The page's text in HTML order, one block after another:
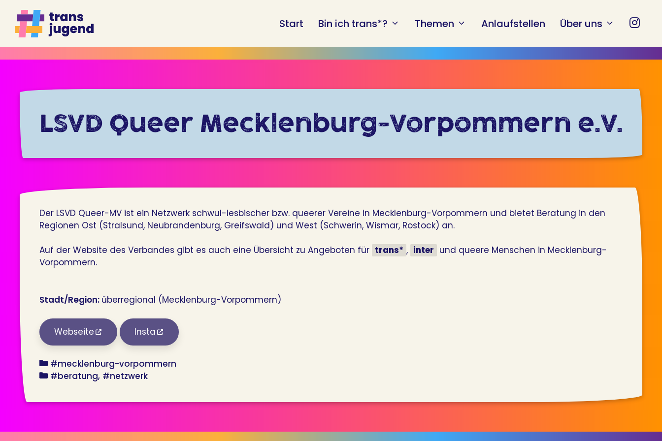
Inhalt
springen
Start Bin ich trans*? Themen Anlaufstellen Über uns
LSVD Queer Mecklenburg-Vorpommern e.V.
Der LSVD Queer-MV ist ein Netzwerk schwul-lesbischer bzw. queerer Vereine in Mecklenburg-Vorpommern und bietet Beratung in den
Regionen Ost (Stralsund, Neubrandenburg, Greifswald) und West (Schwerin, Wismar, Rostock) an.
Auf der Website des Verbandes gibt es auch eine Übersicht zu Angeboten für trans* , inter und queere Menschen in Mecklenburg-
Vorpommern.
Stadt/Region: überregional (Mecklenburg-Vorpommern)
Webseite Insta
bundesland
#mecklenburg-vorpommern
angebot
#beratung #netzwerk